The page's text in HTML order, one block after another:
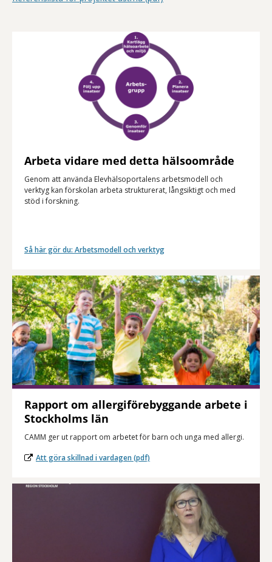
Arbeta vidare med detta hälsoområde
Genom att använda Elevhälsoportalens arbetsmodell och
verktyg kan förskolan arbeta strukturerat, långsiktigt och med
stöd i forskning.
Så här gör du: Arbetsmodell och verktyg
Rapport om allergiförebyggande arbete i
Stockholms län
CAMM ger ut rapport om arbetet för barn och unga med allergi.
Att göra skillnad i vardagen (pdf)